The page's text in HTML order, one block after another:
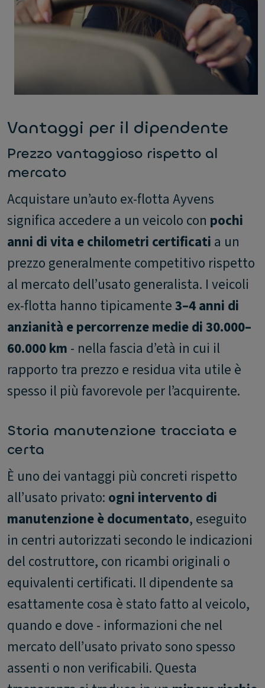
Vantaggi per il dipendente
Prezzo vantaggioso rispetto al
mercato
Acquistare un’auto ex-flotta Ayvens
significa accedere a un veicolo con pochi
anni di vita e chilometri certificati a un
prezzo generalmente competitivo rispetto
al mercato dell’usato generalista. I veicoli
ex-flotta hanno tipicamente3–4 anni di
anzianità e percorrenze medie di 30.000–
60.000 km - nella fascia d’età in cui il
rapporto tra prezzo e residua vita utile è
spesso il più favorevole per l’acquirente.
Storia manutenzione tracciata e
certa
È uno dei vantaggi più concreti rispetto
all’usato privato: ogni intervento di
manutenzione è documentato, eseguito
in centri autorizzati secondo le indicazioni
del costruttore, con ricambi originali o
equivalenti certificati. Il dipendente sa
esattamente cosa è stato fatto al veicolo,
quando e dove - informazioni che nel
mercato dell’usato privato sono spesso
assenti o non verificabili. Questa